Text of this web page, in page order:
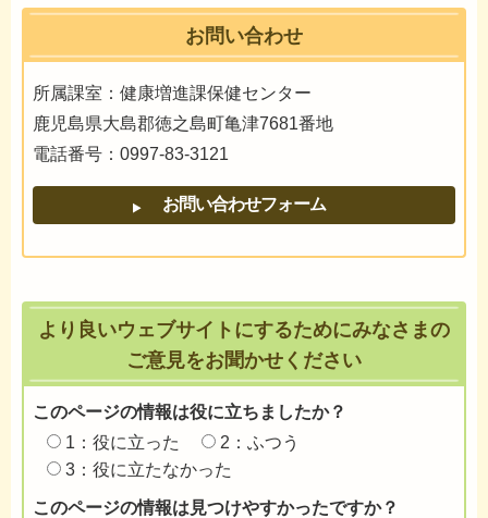
お問い合わせ
所属課室：健康増進課保健センター
鹿児島県大島郡徳之島町亀津7681番地
電話番号：0997-83-3121
より良いウェブサイトにするためにみなさまの
ご意見をお聞かせください
このページの情報は役に立ちましたか？
1：役に立った
2：ふつう
3：役に立たなかった
このページの情報は見つけやすかったですか？